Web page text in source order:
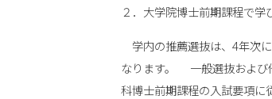
２．大学院博士前期課程で
学内の推薦選抜は、4年次
なります。 一般選抜および
科博士前期課程の入試要項に